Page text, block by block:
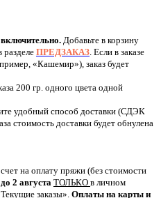
Добавьте в корзину
разделе ПРЕДЗАКАЗ. Если в заказе
«Кашемир»), заказ будет
200 гр. одного цвета одной
удобный способ доставки (СДЭК
стоимость доставки будет обнулена
на оплату пряжи (без стоимости
до 2 августа ТОЛЬКО в личном
заказы». Оплаты на карты и